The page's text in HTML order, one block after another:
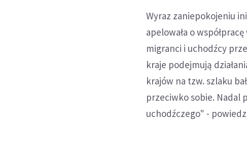
Wyraz zaniepokojeniu
apelowała o
migranci i uchodźcy
kraje podejmują
krajów na tzw. szlaku
przeciwko sobie. Nadal
uchodźczego" -